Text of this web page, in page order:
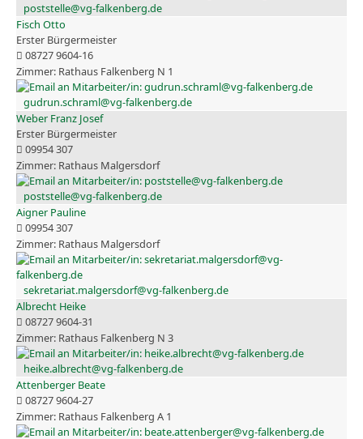
poststelle@vg-falkenberg.de
Fisch Otto
Erster Bürgermeister
08727 9604-16
Rathaus Falkenberg N 1
gudrun.schraml@vg-falkenberg.de
Weber Franz Josef
Erster Bürgermeister
09954 307
Rathaus Malgersdorf
poststelle@vg-falkenberg.de
Aigner Pauline
09954 307
Rathaus Malgersdorf
sekretariat.malgersdorf@vg-falkenberg.de
Albrecht Heike
08727 9604-31
Rathaus Falkenberg N 3
heike.albrecht@vg-falkenberg.de
Attenberger Beate
08727 9604-27
Rathaus Falkenberg A 1